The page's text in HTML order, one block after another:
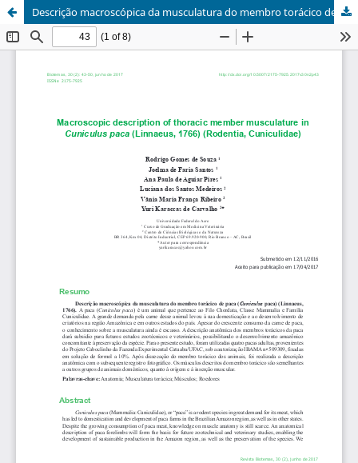
Descrição macroscópica da musculatura do membro torácico de paca (Cuniculus paca) (Linnaeus, 1766)